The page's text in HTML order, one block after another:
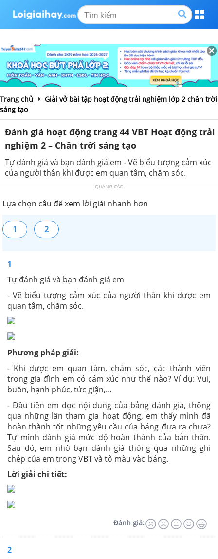
Trang chủ
Giải vở bài tập hoạt động trải nghiệm lớp 2 chân trời
sáng tạo
Đánh giá hoạt động trang 44 VBT Hoạt động trải
nghiệm 2 – Chân trời sáng tạo
Tự đánh giá và bạn đánh giá em - Vẽ biểu tượng cảm xúc
của người thân khi được em quan tâm, chăm sóc.
QUẢNG CÁO
Lựa chọn câu để xem lời giải nhanh hơn
1 2
1
Tự đánh giá và bạn đánh giá em
- Vẽ biểu tượng cảm xúc của người thân khi được em
quan tâm, chăm sóc.
Phương pháp giải:
- Khi được em quan tâm, chăm sóc, các thành viên
trong gia đình em có cảm xúc như thế nào? Ví dụ: Vui,
buồn, hạnh phúc, tức giận,…
- Đầu tiên em đọc nội dung của bảng đánh giá, thông
qua những lần tham gia hoạt động, em thấy mình đã
hoàn thành tốt những yêu cầu của bảng đưa ra chưa?
Tự mình đánh giá mức độ hoàn thành của bản thân.
Sau đó, em nhờ bạn đánh giá thông qua những ghi
chép của em trong VBT và tô màu vào bảng.
Lời giải chi tiết:
Đánh giá:
2